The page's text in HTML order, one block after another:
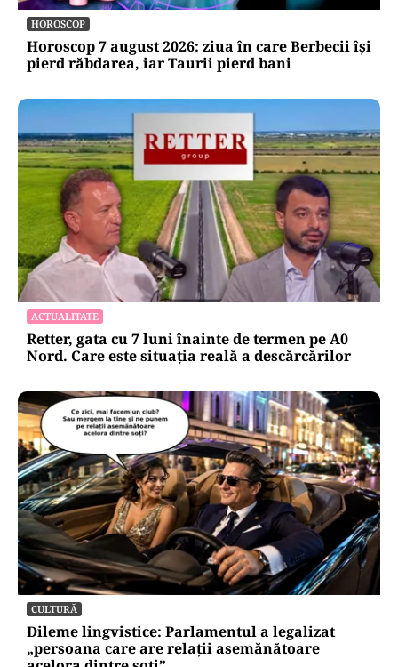
HOROSCOP
Horoscop 7 august 2026: ziua în care Berbecii își
pierd răbdarea, iar Taurii pierd bani
ACTUALITATE
Retter, gata cu 7 luni înainte de termen pe A0
Nord. Care este situația reală a descărcărilor
CULTURĂ
Dileme lingvistice: Parlamentul a legalizat
„persoana care are relații asemănătoare